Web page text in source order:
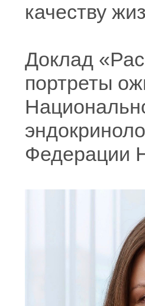
качеству
Доклад
портреты
Федерации